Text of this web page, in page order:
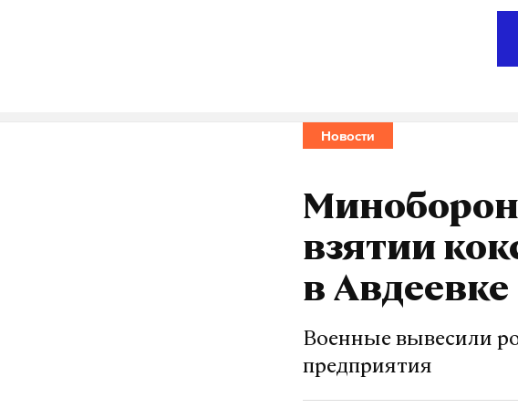
Денис Герасимов журналист
Новости
взятии
в Авдеевке
Военные вывесили
предприятия